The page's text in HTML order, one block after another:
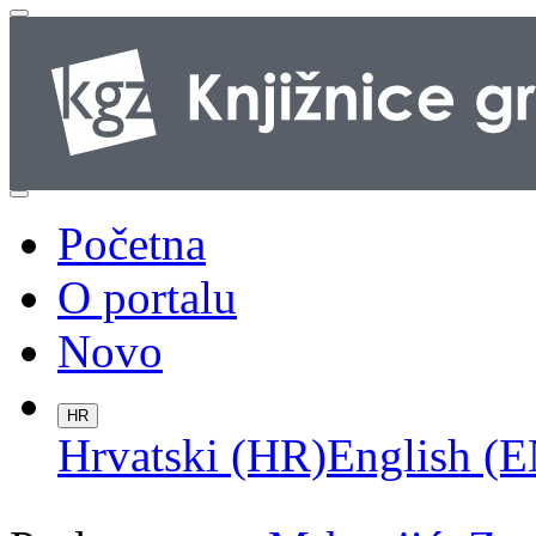
Početna
O portalu
Novo
HR
Hrvatski (HR)English